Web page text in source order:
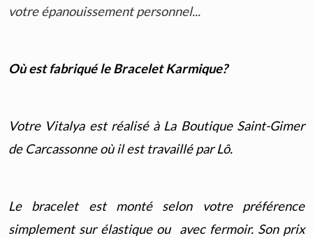
votre épanouissement personnel...
Où est fabriqué le Bracelet Karmique?
Votre Vitalya est réalisé à La Boutique Saint-Gimer
de Carcassonne où il est travaillé par Lô.
Le bracelet est monté selon votre préférence
simplement sur élastique ou avec fermoir. Son prix